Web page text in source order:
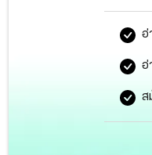
อ่
อ่
ส